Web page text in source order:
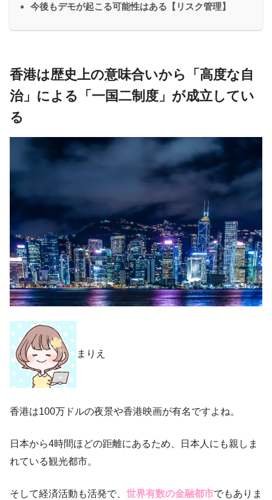
今後もデモが起こる可能性はある【リスク管理】
香港は歴史上の意味合いから「高度な自
治」による「一国二制度」が成立してい
る
まりえ
香港は100万ドルの夜景や香港映画が有名ですよね。
日本から4時間ほどの距離にあるため、日本人にも親しま
れている観光都市。
そして経済活動も活発で、 世界有数の金融都市でもありま